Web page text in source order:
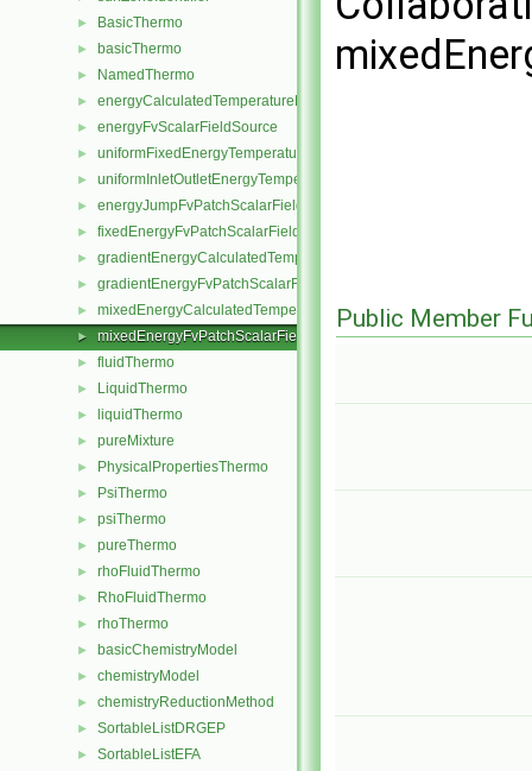
► BasicThermo
► basicThermo
► NamedThermo
► energyCalculatedTemperatureFvScalarFieldSource
► energyFvScalarFieldSource
► uniformFixedEnergyTemperatureFvScalarFieldSource
► uniformInletOutletEnergyTemperatureFvScalarFieldSource
► energyJumpFvPatchScalarField
► fixedEnergyFvPatchScalarField
► gradientEnergyCalculatedTemperatureFvPatchScalarField
► gradientEnergyFvPatchScalarField
► mixedEnergyCalculatedTemperatureFvPatchScalarField
► mixedEnergyFvPatchScalarField
► fluidThermo
► LiquidThermo
► liquidThermo
► pureMixture
► PhysicalPropertiesThermo
► PsiThermo
► psiThermo
► pureThermo
► rhoFluidThermo
► RhoFluidThermo
► rhoThermo
► basicChemistryModel
► chemistryModel
► chemistryReductionMethod
► SortableListDRGEP
► SortableListEFA
Public Member